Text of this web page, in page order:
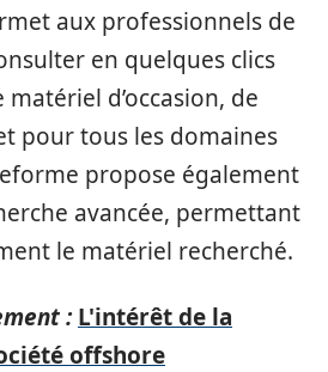
aux professionnels de
en quelques clics
d’occasion, de
pour tous les domaines
propose également
avancée, permettant
le matériel recherché.
: L'intérêt de la
offshore